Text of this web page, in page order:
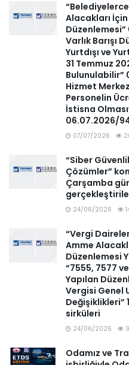
Alacakları İçin
Düzenlemesi”
Varlık Barışı
Yurtdışı ve
31 Temmuz
Bulunulabilir”
Hizmet
Personelin
İstisna
06.07.2026/
07/07/2026
“Siber
Çözümler”
Çarşamba
24/06/2026
“Vergi
Amme
Düzenlemesi
“7555, 7577
Yapılan
Vergisi Genel
Değişiklikleri”
sirküleri
24/06/2026 9
Odamız ve